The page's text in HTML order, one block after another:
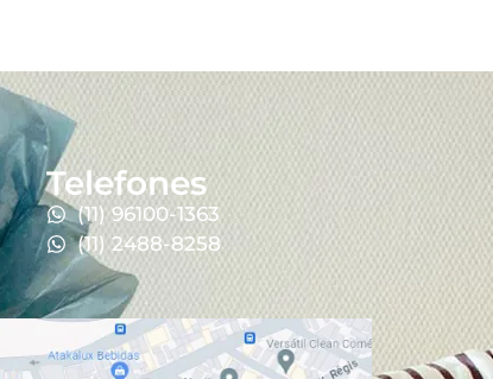
Telefones
(11) 96100-1363
(11) 2488-8258